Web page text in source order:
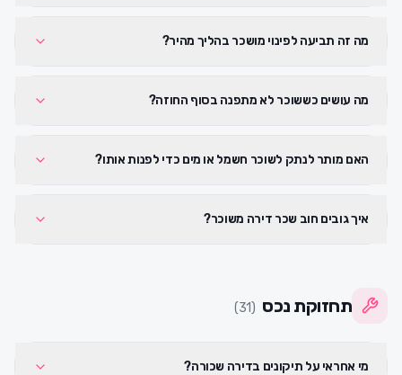
מה זה תביעה לפינוי מושכר בהליך מהיר?
מה עושים כששוכר לא מתפנה בסוף החוזה?
האם מותר לנתק לשוכר חשמל או מים כדי לפנות אותו?
איך גובים חוב שכר דירה משוכר?
תחזוקת נכס (
31
)
מי אחראי על תיקונים בדירה שכורה?